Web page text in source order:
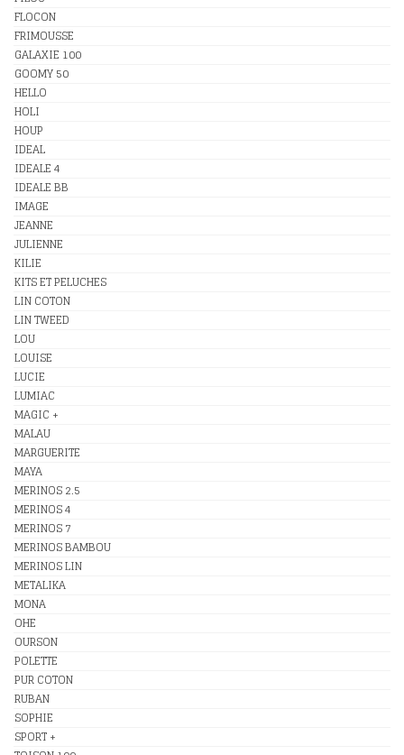
FLOCON
FRIMOUSSE
GALAXIE 100
GOOMY 50
HELLO
HOLI
HOUP
IDEAL
IDEALE 4
IDEALE BB
IMAGE
JEANNE
JULIENNE
KILIE
KITS ET PELUCHES
LIN COTON
LIN TWEED
LOU
LOUISE
LUCIE
LUMIAC
MAGIC +
MALAU
MARGUERITE
MAYA
MERINOS 2.5
MERINOS 4
MERINOS 7
MERINOS BAMBOU
MERINOS LIN
METALIKA
MONA
OHE
OURSON
POLETTE
PUR COTON
RUBAN
SOPHIE
SPORT +